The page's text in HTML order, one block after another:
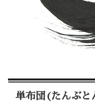
単布団(たんぶと